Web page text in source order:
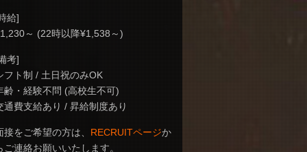
給]
～ (22時以降¥1,538～)
考]
フト制 / 土日祝のみOK
齢・経験不問 (高校生不可)
通費支給あり / 昇給制度あり
接をご希望の方は、 RECRUITページか
ご連絡お願いいたします。